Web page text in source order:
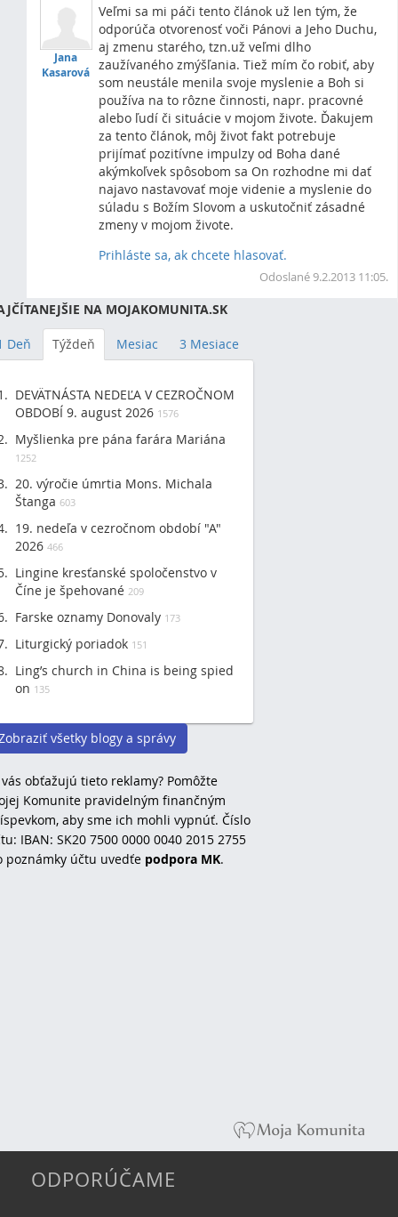
Jana
Kasarová
Veľmi sa mi páči tento článok už len tým, že
odporúča otvorenosť voči Pánovi a Jeho Duchu,
aj zmenu starého, tzn.už veľmi dlho
zaužívaného zmýšľania. Tiež mím čo robiť, aby
som neustále menila svoje myslenie a Boh si
používa na to rôzne činnosti, napr. pracovné
alebo ľudí či situácie v mojom živote. Ďakujem
za tento článok, môj život fakt potrebuje
prijímať pozitívne impulzy od Boha dané
akýmkoľvek spôsobom sa On rozhodne mi dať
najavo nastavovať moje videnie a myslenie do
súladu s Božím Slovom a uskutočniť zásadné
zmeny v mojom živote.
Prihláste sa, ak chcete hlasovať.
Odoslané 9.2.2013 11:05.
NA MOJAKOMUNITA.SK
Deň Týždeň Mesiac 3 Mesiace
DEVÄTNÁSTA NEDEĽA V CEZROČNOM
OBDOBÍ 9. august 2026 1576
Myšlienka pre pána farára Mariána
1252
20. výročie úmrtia Mons. Michala
Štanga 603
19. nedeľa v cezročnom období "A"
2026 466
Lingine kresťanské spoločenstvo v
Číne je špehované 209
Farske oznamy Donovaly 173
Liturgický poriadok 151
Ling’s church in China is being spied
on 135
všetky blogy a správy
obťažujú tieto reklamy? Pomôžte
Komunite pravidelným finančným
aby sme ich mohli vypnúť. Číslo
IBAN: SK20 7500 0000 0040 2015 2755
poznámky účtu uvedťe podpora MK.
ODPORÚČAME